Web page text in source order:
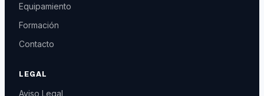
Equipamiento
Formación
Contacto
LEGAL
Aviso Legal